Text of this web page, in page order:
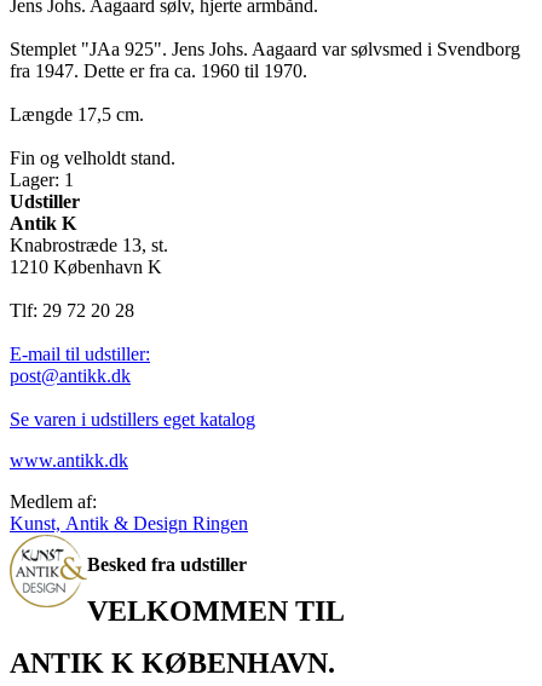
Jens Johs. Aagaard sølv, hjerte armbånd.
Stemplet "JAa 925". Jens Johs. Aagaard var sølvsmed i Svendborg
fra 1947. Dette er fra ca. 1960 til 1970.
Længde 17,5 cm.
Fin og velholdt stand.
Lager: 1
Udstiller
Antik K
Knabrostræde 13, st.
1210 København K
Tlf: 29 72 20 28
E-mail til udstiller:
post@antikk.dk
Se varen i udstillers eget katalog
www.antikk.dk
Medlem af:
Kunst, Antik & Design Ringen
Besked fra udstiller
VELKOMMEN TIL
ANTIK K KØBENHAVN.